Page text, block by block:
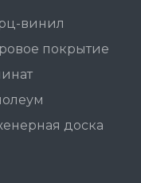
винил
покрытие
доска